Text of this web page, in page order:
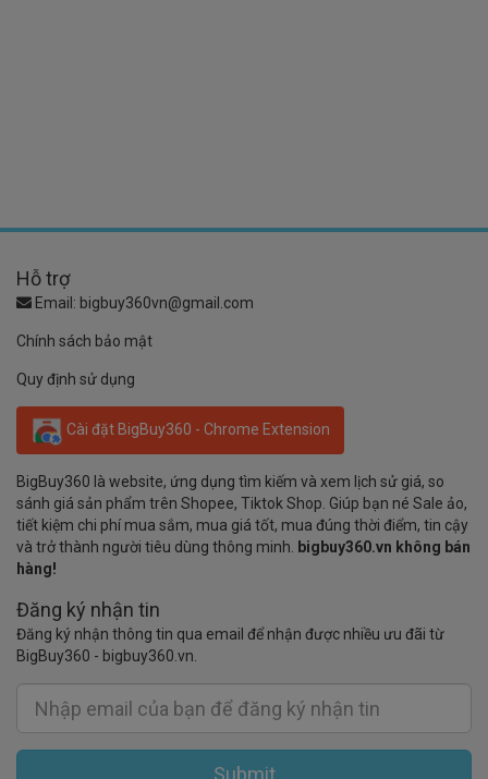
Hỗ trợ
Email: bigbuy360vn@gmail.com
Chính sách bảo mật
Quy định sử dụng
Cài đặt BigBuy360 - Chrome Extension
BigBuy360 là website, ứng dụng tìm kiếm và xem lịch sử giá, so
sánh giá sản phẩm trên Shopee, Tiktok Shop. Giúp bạn né Sale ảo,
tiết kiệm chi phí mua sắm, mua giá tốt, mua đúng thời điểm, tin cậy
và trở thành người tiêu dùng thông minh. bigbuy360.vn không bán
hàng!
Đăng ký nhận tin
Đăng ký nhận thông tin qua email để nhận được nhiều ưu đãi từ
BigBuy360 - bigbuy360.vn.
Submit